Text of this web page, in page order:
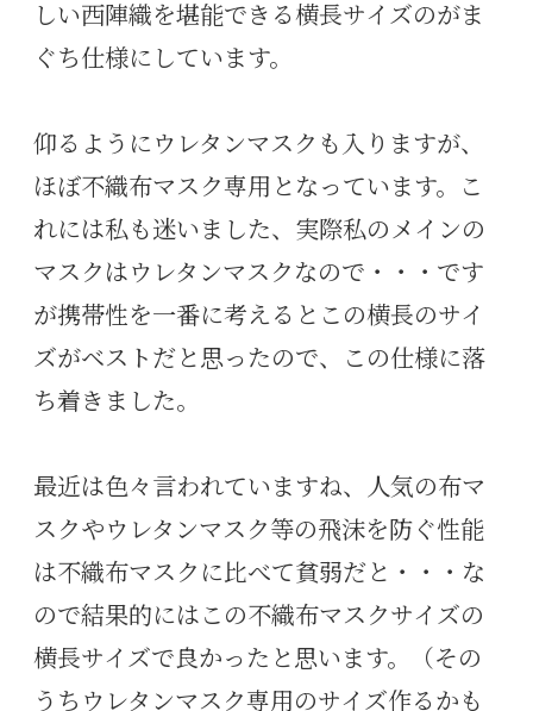
しい西陣織を堪能できる横長サイズのがま
ぐち仕様にしています。
仰るようにウレタンマスクも入りますが、
ほぼ不織布マスク専用となっています。こ
れには私も迷いました、実際私のメインの
マスクはウレタンマスクなので・・・です
が携帯性を一番に考えるとこの横長のサイ
ズがベストだと思ったので、この仕様に落
ち着きました。
最近は色々言われていますね、人気の布マ
スクやウレタンマスク等の飛沫を防ぐ性能
は不織布マスクに比べて貧弱だと・・・な
ので結果的にはこの不織布マスクサイズの
横長サイズで良かったと思います。（その
うちウレタンマスク専用のサイズ作るかも